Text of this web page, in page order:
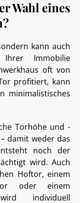
Wahl eines
kann auch
Ihrer Immobilie
oft von
profitiert, kann
minimalistisches
Torhöhe und -
damit weder das
noch der
wird. Auch
Hoftor, einem
oder einem
individuell